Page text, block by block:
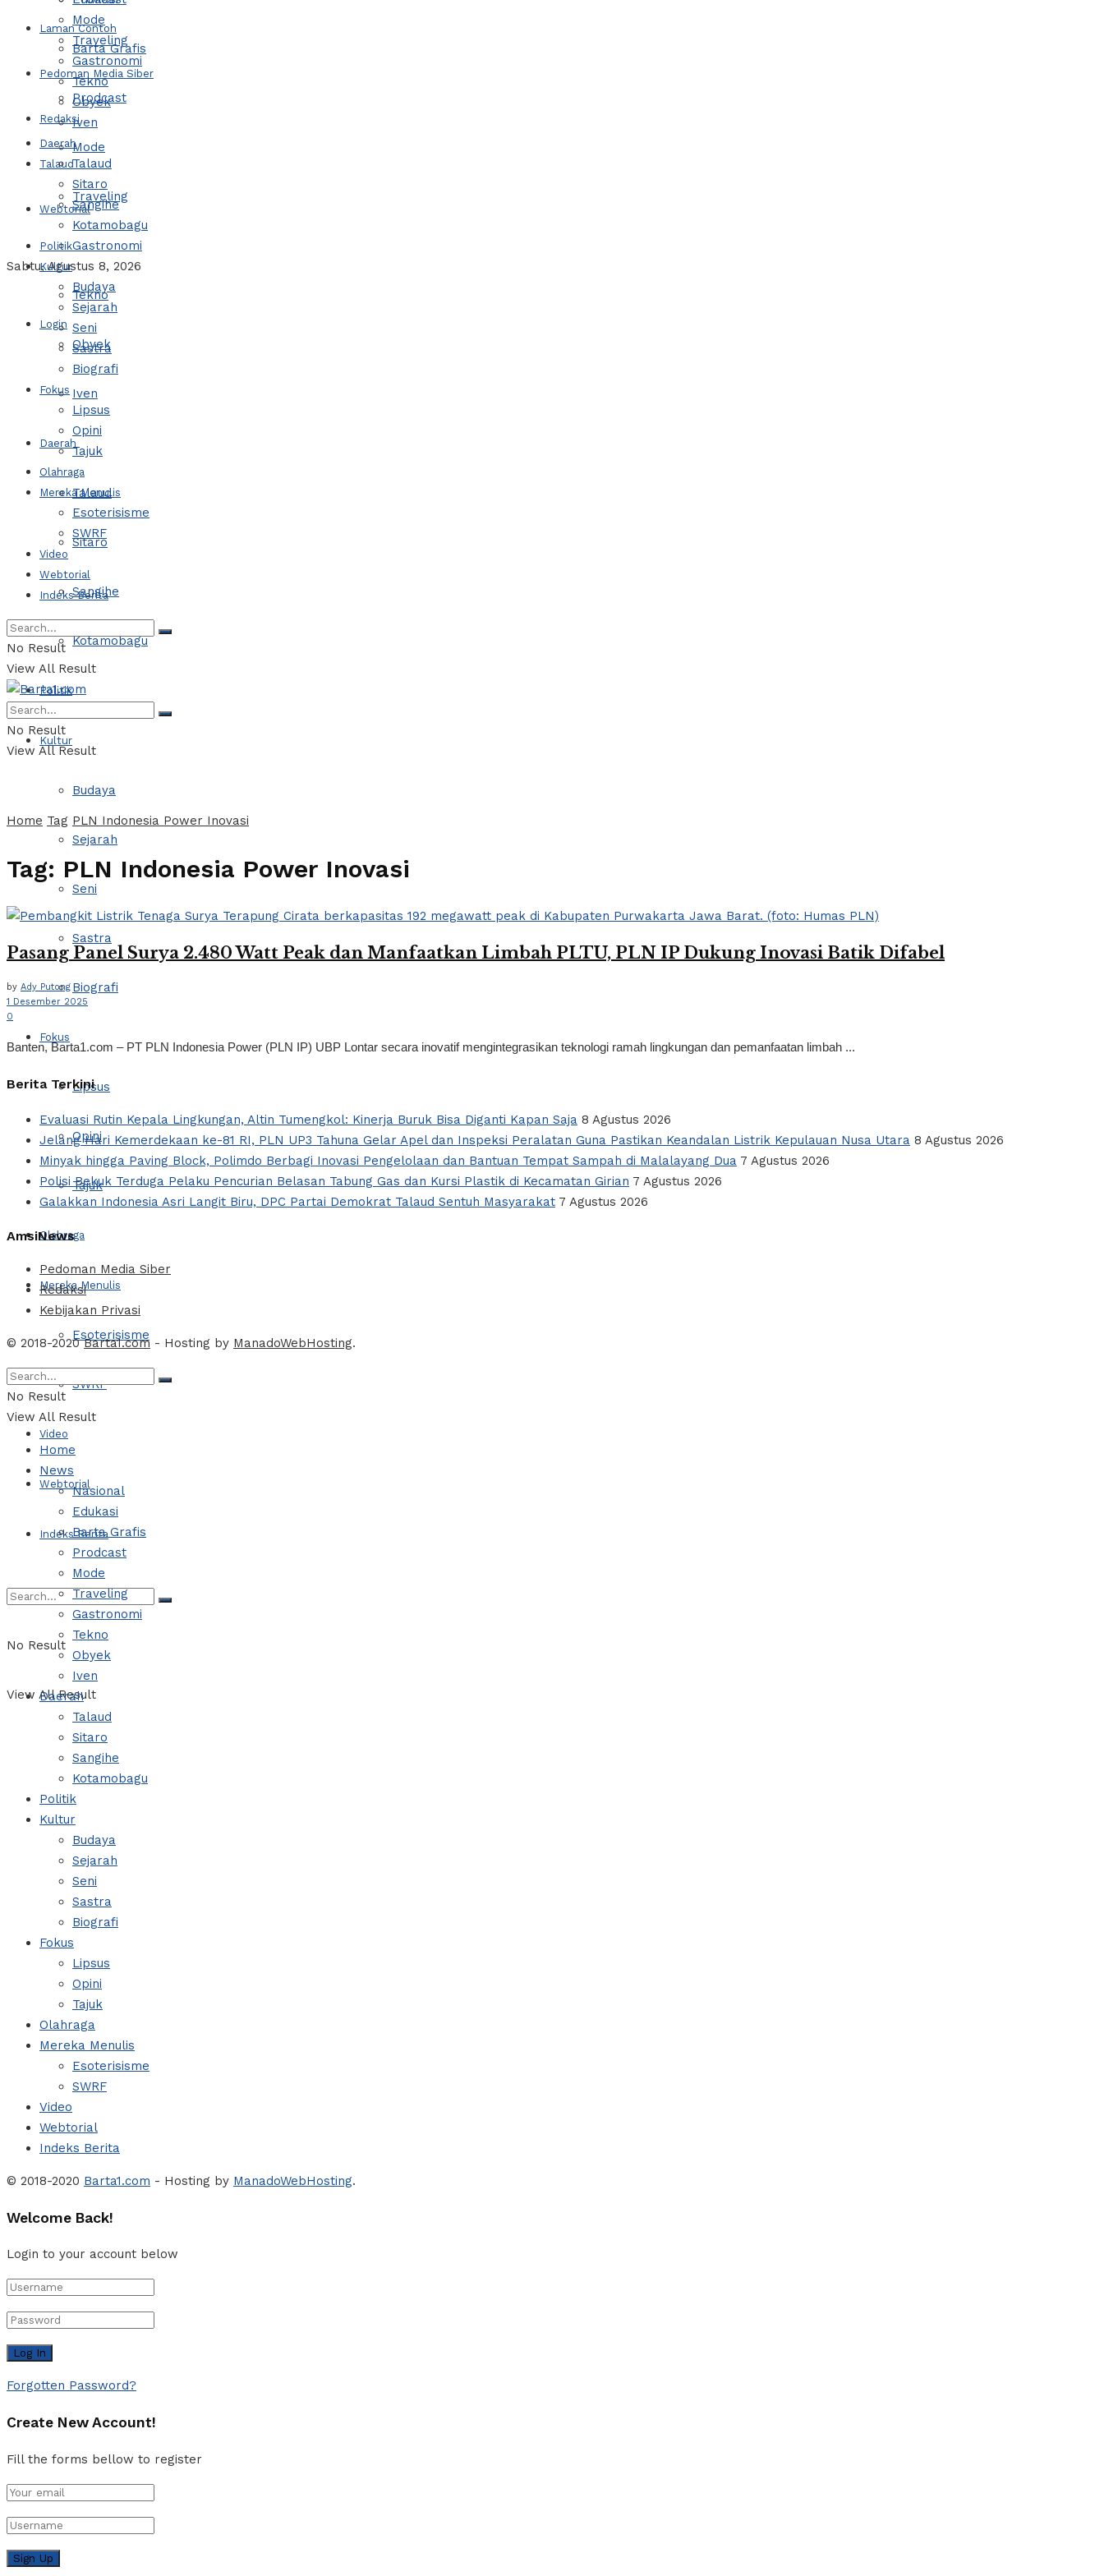
Laman Contoh
Pedoman Media Siber
Redaksi
Talaud
Webtorial
Sabtu, Agustus 8, 2026
Login
Barta Grafis
Prodcast
Mode
Traveling
Gastronomi
Tekno
Obyek
Iven
Daerah
Talaud
Sitaro
Sangihe
Kotamobagu
Politik
Kultur
Budaya
Sejarah
Seni
Sastra
Biografi
Fokus
Lipsus
Opini
Tajuk
Olahraga
Mereka Menulis
Esoterisisme
SWRF
Video
Webtorial
Indeks Berita
No Result
View All Result
Mode
Traveling
Gastronomi
Tekno
Obyek
Iven
Daerah
Talaud
Sitaro
Sangihe
Kotamobagu
Politik
Kultur
Budaya
Sejarah
Seni
Sastra
Biografi
Fokus
Lipsus
Opini
Tajuk
Olahraga
Mereka Menulis
Esoterisisme
SWRF
Video
Webtorial
Indeks Berita
No Result
View All Result
No Result
View All Result
Home Tag PLN Indonesia Power Inovasi
Tag: PLN Indonesia Power Inovasi
Pasang Panel Surya 2.480 Watt Peak dan Manfaatkan Limbah PLTU, PLN IP Dukung Inovasi Batik Difabel
by Ady Putong
1 Desember 2025
0
Banten, Barta1.com – PT PLN Indonesia Power (PLN IP) UBP Lontar secara inovatif mengintegrasikan teknologi ramah lingkungan dan pemanfaatan limbah ...
Berita Terkini
Evaluasi Rutin Kepala Lingkungan, Altin Tumengkol: Kinerja Buruk Bisa Diganti Kapan Saja 8 Agustus 2026
Jelang Hari Kemerdekaan ke-81 RI, PLN UP3 Tahuna Gelar Apel dan Inspeksi Peralatan Guna Pastikan Keandalan Listrik Kepulauan Nusa Utara 8 Agustus 2026
Minyak hingga Paving Block, Polimdo Berbagi Inovasi Pengelolaan dan Bantuan Tempat Sampah di Malalayang Dua 7 Agustus 2026
Polisi Bekuk Terduga Pelaku Pencurian Belasan Tabung Gas dan Kursi Plastik di Kecamatan Girian 7 Agustus 2026
Galakkan Indonesia Asri Langit Biru, DPC Partai Demokrat Talaud Sentuh Masyarakat 7 Agustus 2026
AmsiNews
Pedoman Media Siber
Redaksi
Kebijakan Privasi
© 2018-2020Barta1.com - Hosting by ManadoWebHosting.
No Result
View All Result
Home
News
Nasional
Edukasi
Barta Grafis
Prodcast
Mode
Traveling
Gastronomi
Tekno
Obyek
Iven
Daerah
Talaud
Sitaro
Sangihe
Kotamobagu
Politik
Kultur
Budaya
Sejarah
Seni
Sastra
Biografi
Fokus
Lipsus
Opini
Tajuk
Olahraga
Mereka Menulis
Esoterisisme
SWRF
Video
Webtorial
Indeks Berita
© 2018-2020 Barta1.com - Hosting by ManadoWebHosting.
Welcome Back!
Login to your account below
Forgotten Password?
Create New Account!
Fill the forms bellow to register